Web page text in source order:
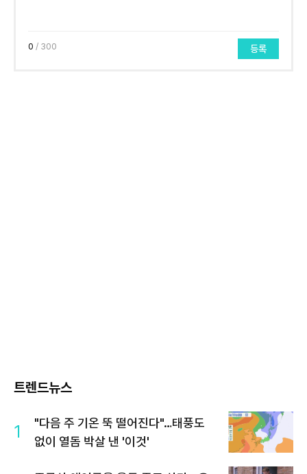
0 / 300 등록
트렌드뉴스
1
"다음 주 기온 뚝 떨어진다"…태풍도
없이 열돔 박살 낸 '이것'